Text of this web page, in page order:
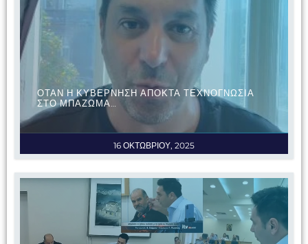
16 ΟΚΤΩΒΡΙΟΥ, 2025
ΟΤΑΝ Η ΚΥΒΕΡΝΗΣΗ ΑΠΟΚΤΑ ΤΕΧΝΟΓΝΩΣΙΑ
ΣΤΟ ΜΠΑΖΩΜΑ…